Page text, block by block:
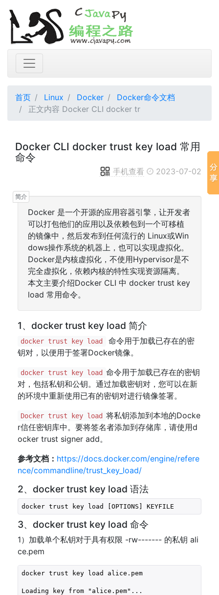
首页 Linux Docker
Docker命令文档
正文内容 Docker CLI docker tr
Docker CLI docker trust key load 常用
命令
手机查看 2023-07-02
Docker 是一个开源的应用容器引擎，让开发者
可以打包他们的应用以及依赖包到一个可移植
的镜像中，然后发布到任何流行的 Linux或Win
dows操作系统的机器上，也可以实现虚拟化。
Docker是内核虚拟化，不使用Hypervisor是不
完全虚拟化，依赖内核的特性实现资源隔离。
本文主要介绍Docker CLI 中 docker trust key
load 常用命令。
1、docker trust key load 简介
docker trust key load
命令用于加载已存在的密
钥对，以便用于签署Docker镜像。
docker trust key load 命令用于加载已存在的密钥
对，包括私钥和公钥。通过加载密钥对，您可以在新
的环境中重新使用已有的密钥对进行镜像签署。
Docker trust key load 将私钥添加到本地的Docke
r信任密钥库中。要将签名者添加到存储库，请使用d
ocker trust signer add。
参考文档： https://docs.docker.com/engine/refere
nce/commandline/trust_key_load/
2、docker trust key load 语法
docker trust key load [OPTIONS] KEYFILE
3、docker trust key load 命令
1）加载单个私钥对于具有权限 -rw------- 的私钥 ali
ce.pem
docker trust key load alice.pem
Loading key from "alice.pem"...